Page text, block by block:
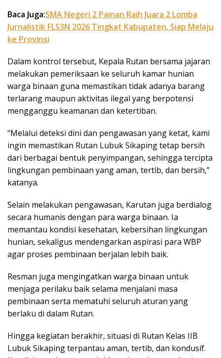
Baca Juga:SMA Negeri 2 Painan Raih Juara 2 Lomba
Jurnalistik FLS3N 2026 Tingkat Kabupaten, Siap Melaju
ke Provinsi
Dalam kontrol tersebut, Kepala Rutan bersama jajaran
melakukan pemeriksaan ke seluruh kamar hunian
warga binaan guna memastikan tidak adanya barang
terlarang maupun aktivitas ilegal yang berpotensi
mengganggu keamanan dan ketertiban.
“Melalui deteksi dini dan pengawasan yang ketat, kami
ingin memastikan Rutan Lubuk Sikaping tetap bersih
dari berbagai bentuk penyimpangan, sehingga tercipta
lingkungan pembinaan yang aman, tertib, dan bersih,”
katanya.
Selain melakukan pengawasan, Karutan juga berdialog
secara humanis dengan para warga binaan. Ia
memantau kondisi kesehatan, kebersihan lingkungan
hunian, sekaligus mendengarkan aspirasi para WBP
agar proses pembinaan berjalan lebih baik.
Resman juga mengingatkan warga binaan untuk
menjaga perilaku baik selama menjalani masa
pembinaan serta mematuhi seluruh aturan yang
berlaku di dalam Rutan.
Hingga kegiatan berakhir, situasi di Rutan Kelas IIB
Lubuk Sikaping terpantau aman, tertib, dan kondusif.